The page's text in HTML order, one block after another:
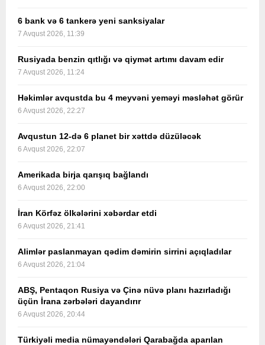
6 bank və 6 tankerə yeni sanksiyalar
7 Avqust 2026, 11:39
Rusiyada benzin qıtlığı və qiymət artımı davam edir
7 Avqust 2026, 11:24
Həkimlər avqustda bu 4 meyvəni yeməyi məsləhət görür
6 Avqust 2026, 22:27
Avqustun 12-də 6 planet bir xəttdə düzüləcək
6 Avqust 2026, 22:07
Amerikada birja qarışıq bağlandı
6 Avqust 2026, 22:00
İran Körfəz ölkələrini xəbərdar etdi
6 Avqust 2026, 21:41
Alimlər paslanmayan qədim dəmirin sirrini açıqladılar
6 Avqust 2026, 21:04
ABŞ, Pentaqon Rusiya və Çinə nüvə planı hazırladığı
üçün İrana zərbələri dayandırır
6 Avqust 2026, 20:44
Türkiyəli media nümayəndələri Qarabağda aparılan